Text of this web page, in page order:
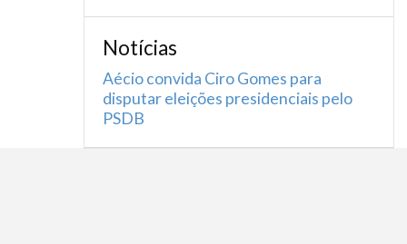
Notícias
Aécio convida Ciro Gomes para
disputar eleições presidenciais pelo
PSDB